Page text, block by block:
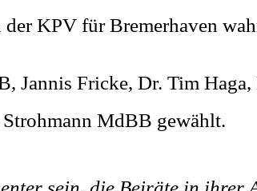
KPV für Bremerhaven
Jannis Fricke, Dr. Tim
MdBB gewählt.